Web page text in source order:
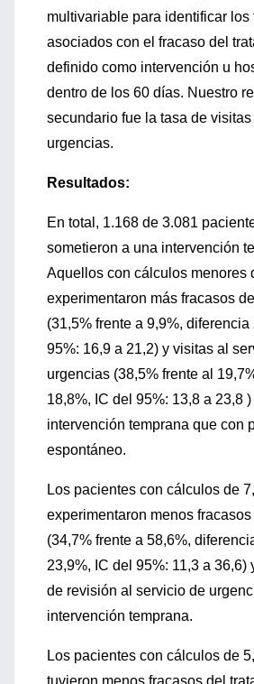
multivariable para identificar los
asociados con el fracaso del
definido como intervención u
dentro de los 60 días. Nuestro
secundario fue la tasa de
urgencias.
Resultados:
En total, 1.168 de 3.081
sometieron a una intervención
Aquellos con cálculos menores
experimentaron más fracasos
(31,5% frente a 9,9%, diferencia
95%: 16,9 a 21,2) y visitas al
urgencias (38,5% frente al
18,8%, IC del 95%: 13,8 a 23,8 )
intervención temprana que con
espontáneo.
Los pacientes con cálculos de
experimentaron menos
(34,7% frente a 58,6%,
23,9%, IC del 95%: 11,3 a 36,6)
de revisión al servicio de
intervención temprana.
Los pacientes con cálculos de
tuvieron menos fracasos del